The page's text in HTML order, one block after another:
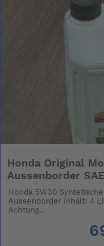
Honda Original
Aussenborder
Honda 5W30
Aussenborder Inhalt: 4
Achtung...